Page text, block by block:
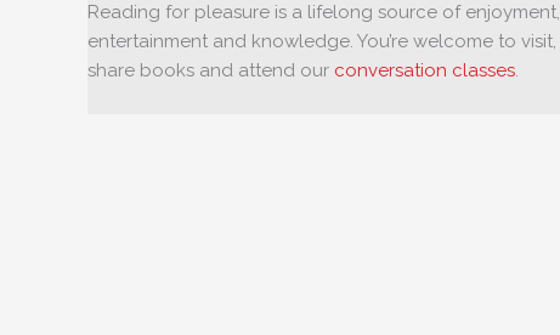
Reading for pleasure is a lifelong source of enjoyment,
entertainment and knowledge. You’re welcome to visit,
share books and attend our conversation classes.